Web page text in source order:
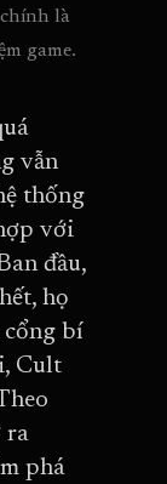
là
game.
vẫn
thống
với
đầu,
họ
cổng bí
Cult
ra
phá